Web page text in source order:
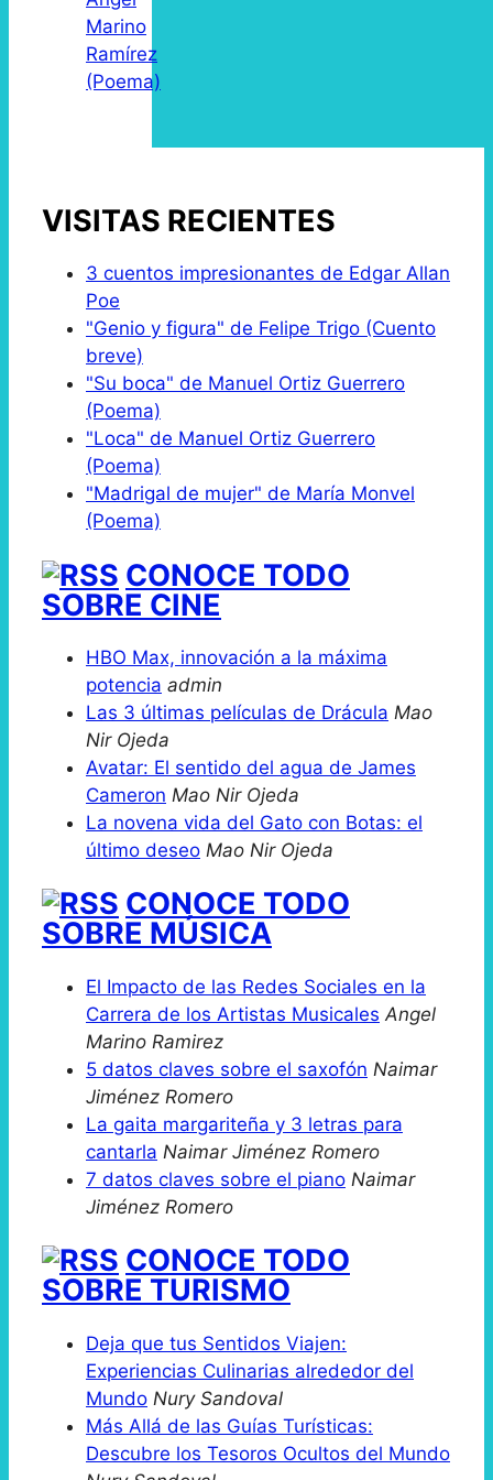
Marino
Ramírez
(Poema)
VISITAS RECIENTES
3 cuentos impresionantes de Edgar Allan
Poe
"Genio y figura" de Felipe Trigo (Cuento
breve)
"Su boca" de Manuel Ortiz Guerrero
(Poema)
"Loca" de Manuel Ortiz Guerrero
(Poema)
"Madrigal de mujer" de María Monvel
(Poema)
CONOCE TODO
SOBRE CINE
HBO Max, innovación a la máxima
potencia admin
Las 3 últimas películas de Drácula Mao
Nir Ojeda
Avatar: El sentido del agua de James
Cameron Mao Nir Ojeda
La novena vida del Gato con Botas: el
último deseo Mao Nir Ojeda
CONOCE TODO
SOBRE MÚSICA
El Impacto de las Redes Sociales en la
Carrera de los Artistas Musicales Angel
Marino Ramirez
5 datos claves sobre el saxofón Naimar
Jiménez Romero
La gaita margariteña y 3 letras para
cantarla Naimar Jiménez Romero
7 datos claves sobre el piano Naimar
Jiménez Romero
CONOCE TODO
SOBRE TURISMO
Deja que tus Sentidos Viajen:
Experiencias Culinarias alrededor del
Mundo Nury Sandoval
Más Allá de las Guías Turísticas:
Descubre los Tesoros Ocultos del Mundo